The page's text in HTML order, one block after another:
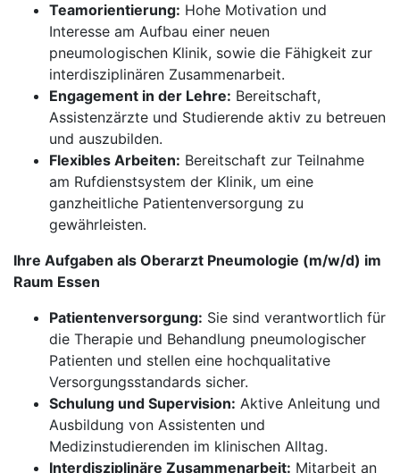
Teamorientierung: Hohe Motivation und
Interesse am Aufbau einer neuen
pneumologischen Klinik, sowie die Fähigkeit zur
interdisziplinären Zusammenarbeit.
Engagement in der Lehre: Bereitschaft,
Assistenzärzte und Studierende aktiv zu betreuen
und auszubilden.
Flexibles Arbeiten: Bereitschaft zur Teilnahme
am Rufdienstsystem der Klinik, um eine
ganzheitliche Patientenversorgung zu
gewährleisten.
Ihre Aufgaben als Oberarzt Pneumologie (m/w/d) im
Raum Essen
Patientenversorgung: Sie sind verantwortlich für
die Therapie und Behandlung pneumologischer
Patienten und stellen eine hochqualitative
Versorgungsstandards sicher.
Schulung und Supervision: Aktive Anleitung und
Ausbildung von Assistenten und
Medizinstudierenden im klinischen Alltag.
Interdisziplinäre Zusammenarbeit: Mitarbeit an